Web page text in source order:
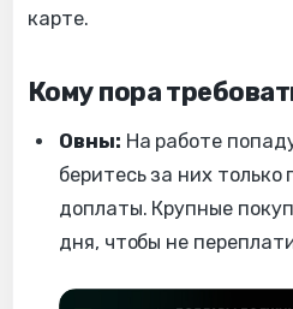
карте.
Кому пора
Овны: На работе
беритесь за них
доплаты. Крупные
дня, чтобы не